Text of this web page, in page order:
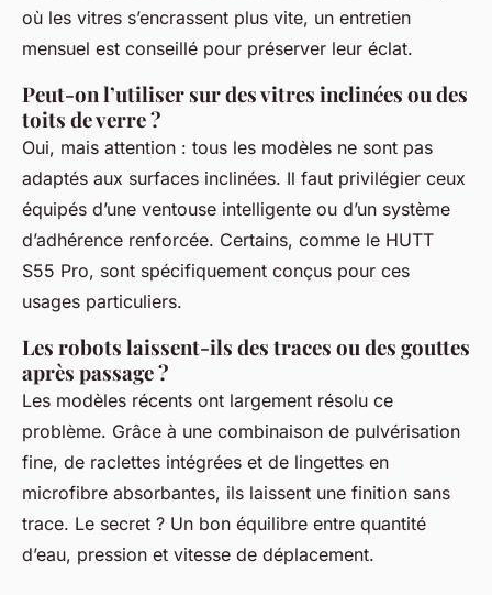
où les vitres s’encrassent plus vite, un entretien
mensuel est conseillé pour préserver leur éclat.
Peut-on l’utiliser sur des vitres inclinées ou des
toits de verre ?
Oui, mais attention : tous les modèles ne sont pas
adaptés aux surfaces inclinées. Il faut privilégier ceux
équipés d’une ventouse intelligente ou d’un système
d’adhérence renforcée. Certains, comme le HUTT
S55 Pro, sont spécifiquement conçus pour ces
usages particuliers.
Les robots laissent-ils des traces ou des gouttes
après passage ?
Les modèles récents ont largement résolu ce
problème. Grâce à une combinaison de pulvérisation
fine, de raclettes intégrées et de lingettes en
microfibre absorbantes, ils laissent une finition sans
trace. Le secret ? Un bon équilibre entre quantité
d’eau, pression et vitesse de déplacement.